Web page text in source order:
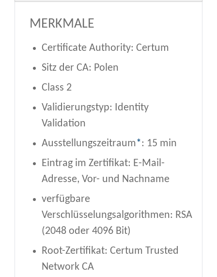
MERKMALE
Certificate Authority: Certum
Sitz der CA: Polen
Class 2
Validierungstyp: Identity
Validation
Ausstellungszeitraum*: 15 min
Eintrag im Zertifikat: E-Mail-
Adresse, Vor- und Nachname
verfügbare
Verschlüsselungsalgorithmen: RSA
(2048 oder 4096 Bit)
Root-Zertifikat: Certum Trusted
Network CA